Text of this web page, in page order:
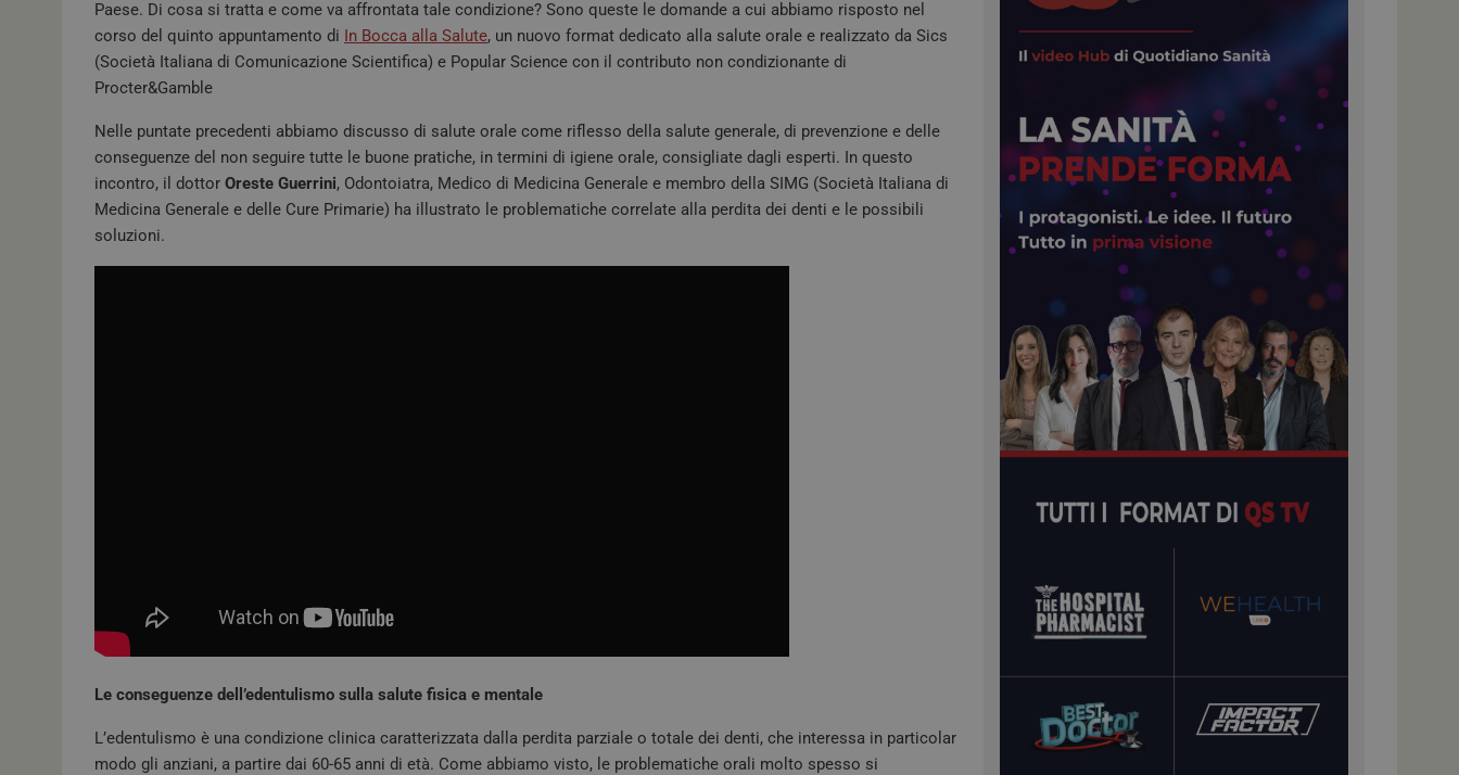
Paese. Di cosa si tratta e come va affrontata tale condizione? Sono queste le domande a cui abbiamo risposto nel
corso del quinto appuntamento di In Bocca alla Salute, un nuovo format dedicato alla salute orale e realizzato da Sics
(Società Italiana di Comunicazione Scientifica) e Popular Science con il contributo non condizionante di
Procter&Gamble
Nelle puntate precedenti abbiamo discusso di salute orale come riflesso della salute generale, di prevenzione e delle
conseguenze del non seguire tutte le buone pratiche, in termini di igiene orale, consigliate dagli esperti. In questo
incontro, il dottor Oreste Guerrini, Odontoiatra, Medico di Medicina Generale e membro della SIMG (Società Italiana di
Medicina Generale e delle Cure Primarie) ha illustrato le problematiche correlate alla perdita dei denti e le possibili
soluzioni.
Le conseguenze dell’edentulismo sulla salute fisica e mentale
L’edentulismo è una condizione clinica caratterizzata dalla perdita parziale o totale dei denti, che interessa in particolar
modo gli anziani, a partire dai 60-65 anni di età. Come abbiamo visto, le problematiche orali molto spesso si